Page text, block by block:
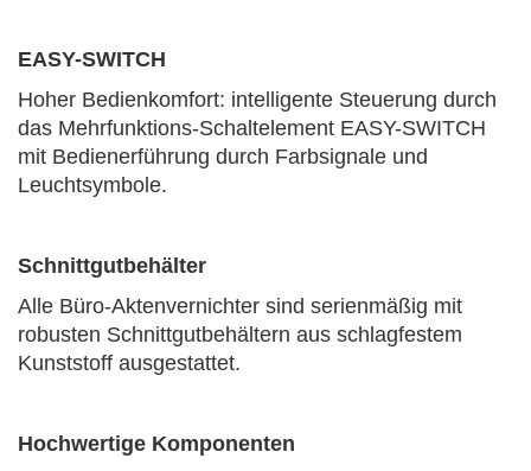
EASY-SWITCH
Hoher Bedienkomfort: intelligente Steuerung durch
das Mehrfunktions-Schaltelement EASY-SWITCH
mit Bedienerführung durch Farbsignale und
Leuchtsymbole.
Schnittgutbehälter
Alle Büro-Aktenvernichter sind serienmäßig mit
robusten Schnittgutbehältern aus schlagfestem
Kunststoff ausgestattet.
Hochwertige Komponenten